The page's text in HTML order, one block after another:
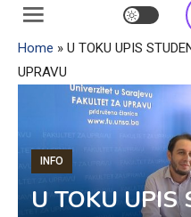
Home » U TOKU UPIS
UPRAVU
INFO
U TOKU UPIS